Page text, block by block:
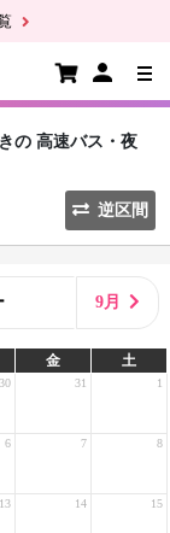
の 高速バス・夜
逆区間
9月
金 土
30 31 1
6 7 8
13 14 15